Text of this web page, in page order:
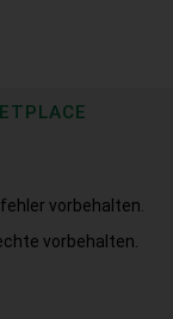
vorbehalten.
vorbehalten.